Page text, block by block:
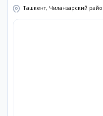
Ташкент, Чиланзарский